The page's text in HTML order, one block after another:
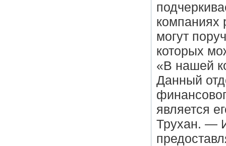
компаниях
могут
которых
«В нашей
Данный
является
Трухан. —